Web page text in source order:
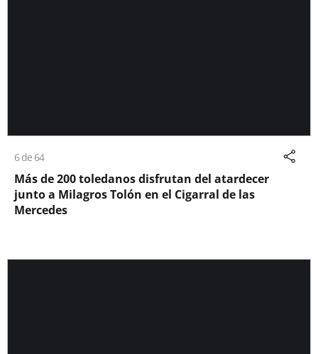
6 de 64
Más de 200 toledanos disfrutan del atardecer
junto a Milagros Tolón en el Cigarral de las
Mercedes